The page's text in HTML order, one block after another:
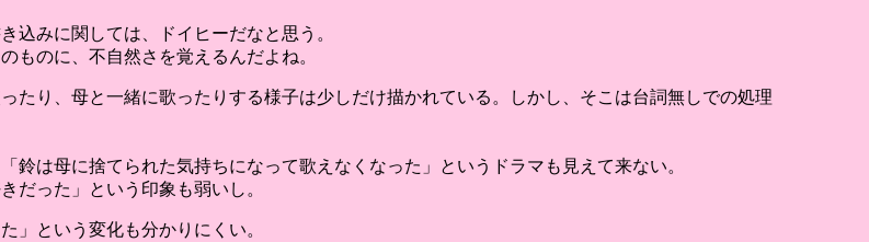
込みに関しては、ドイヒーだなと思う。
ものに、不自然さを覚えるんだよね。
たり、母と一緒に歌ったりする様子は少しだけ描かれている。しかし、そこは台詞無しでの処理
は母に捨てられた気持ちになって歌えなくなった」というドラマも見えて来ない。
だった」という印象も弱いし。
」という変化も分かりにくい。